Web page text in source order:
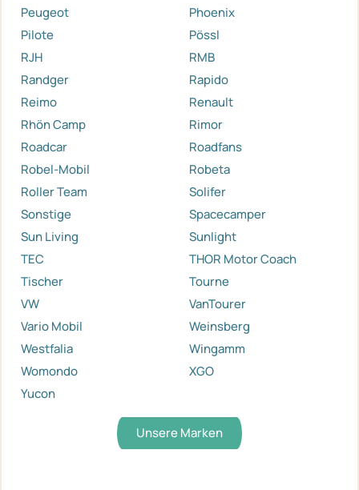
Peugeot
Phoenix
Pilote
Pössl
RJH
RMB
Randger
Rapido
Reimo
Renault
Rhön Camp
Rimor
Roadcar
Roadfans
Robel-Mobil
Robeta
Roller Team
Solifer
Sonstige
Spacecamper
Sun Living
Sunlight
TEC
THOR Motor Coach
Tischer
Tourne
VW
VanTourer
Vario Mobil
Weinsberg
Westfalia
Wingamm
Womondo
XGO
Yucon
Unsere Marken